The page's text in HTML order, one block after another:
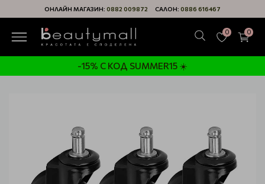
ОНЛАЙН МАГАЗИН: 0882 009872 САЛОН: 0886 616467
0 0
-15% С КОД SUMMER15 ☀️